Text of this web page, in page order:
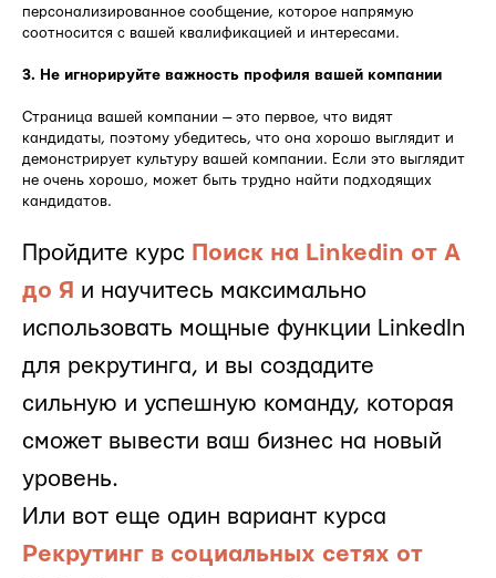
персонализированное сообщение, которое напрямую
соотносится с вашей квалификацией и интересами.
3. Не игнорируйте важность профиля вашей компании
Страница вашей компании — это первое, что видят
кандидаты, поэтому убедитесь, что она хорошо выглядит и
демонстрирует культуру вашей компании. Если это выглядит
не очень хорошо, может быть трудно найти подходящих
кандидатов.
Пройдите курс Поиск на Linkedin от А
до Я и научитесь максимально
использовать мощные функции LinkedIn
для рекрутинга, и вы создадите
сильную и успешную команду, которая
сможет вывести ваш бизнес на новый
уровень.
Или вот еще один вариант курса
Рекрутинг в социальных сетях от